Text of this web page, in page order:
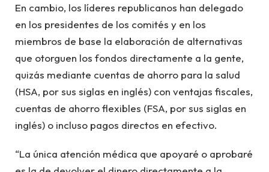
En cambio, los líderes republicanos han delegado
en los presidentes de los comités y en los
miembros de base la elaboración de alternativas
que otorguen los fondos directamente a la gente,
quizás mediante cuentas de ahorro para la salud
(HSA, por sus siglas en inglés) con ventajas fiscales,
cuentas de ahorro flexibles (FSA, por sus siglas en
inglés) o incluso pagos directos en efectivo.
“La única atención médica que apoyaré o aprobaré